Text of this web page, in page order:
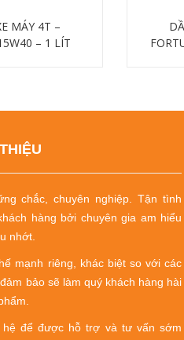
MÁY 4T –
– 1 LÍT
chắc, chuyên nghiệp.Tận tình
hàng bởi chuyên gia am hiểu
nhớt.
mạnh riêng, khác biệt so với các
bảo sẽ làm quý khách hàng hài
hệ để được hỗ trợ và tư vấn sớm